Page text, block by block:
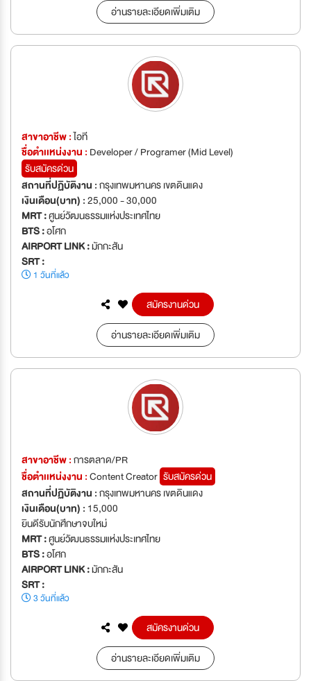
อ่านรายละเอียดเพิ่มเติม
สาขาอาชีพ :ไอที
ชื่อตำเเหน่งงาน : Developer / Programer (Mid Level)
รับสมัครด่วน
สถานที่ปฏิบัติงาน :กรุงเทพมหานคร เขตดินแดง
เงินเดือน(บาท) :25,000 - 30,000
MRT :ศูนย์วัฒนธรรมแห่งประเทศไทย
BTS :อโศก
AIRPORT LINK :มักกะสัน
SRT :
1 วันที่แล้ว
สมัครงานด่วน
อ่านรายละเอียดเพิ่มเติม
สาขาอาชีพ :การตลาด/PR
ชื่อตำเเหน่งงาน :Content Creator รับสมัครด่วน
สถานที่ปฏิบัติงาน :กรุงเทพมหานคร เขตดินแดง
เงินเดือน(บาท) : 15,000
ยินดีรับนักศึกษาจบใหม่
MRT :ศูนย์วัฒนธรรมแห่งประเทศไทย
BTS :อโศก
AIRPORT LINK :มักกะสัน
SRT :
3 วันที่แล้ว
สมัครงานด่วน
อ่านรายละเอียดเพิ่มเติม